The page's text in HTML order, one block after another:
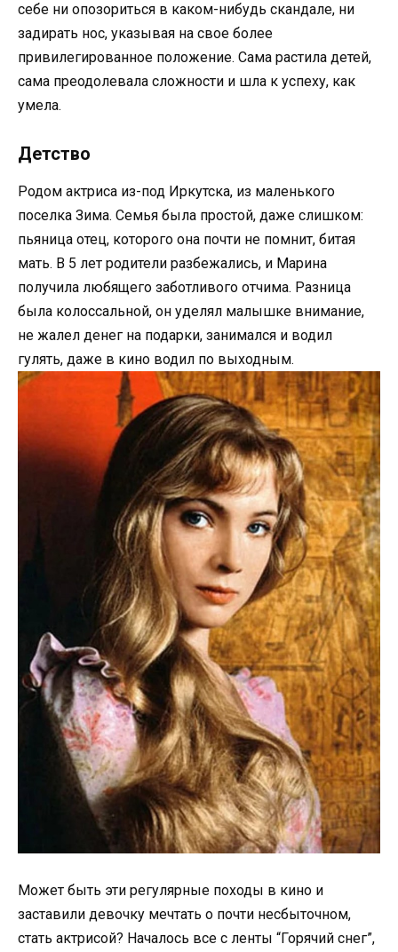
себе ни опозориться в каком-нибудь скандале, ни
задирать нос, указывая на свое более
привилегированное положение. Сама растила детей,
сама преодолевала сложности и шла к успеху, как
умела.
Детство
Родом актриса из-под Иркутска, из маленького
поселка Зима. Семья была простой, даже слишком:
пьяница отец, которого она почти не помнит, битая
мать. В 5 лет родители разбежались, и Марина
получила любящего заботливого отчима. Разница
была колоссальной, он уделял малышке внимание,
не жалел денег на подарки, занимался и водил
гулять, даже в кино водил по выходным.
Может быть эти регулярные походы в кино и
заставили девочку мечтать о почти несбыточном,
стать актрисой? Началось все с ленты “Горячий снег”,